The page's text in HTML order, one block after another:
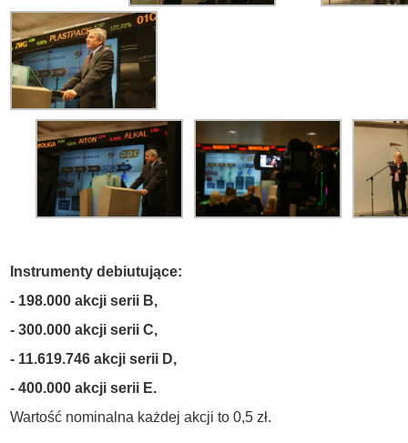
Instrumenty debiutujące:
- 198.000 akcji serii B,
- 300.000 akcji serii C,
- 11.619.746 akcji serii D,
- 400.000 akcji serii E.
Wartość nominalna każdej akcji to 0,5 zł.